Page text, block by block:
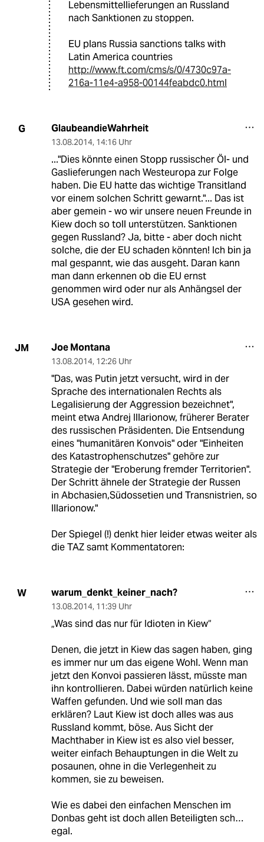
Lebensmittellieferungen an Russland
nach Sanktionen zu stoppen.
EU plans Russia sanctions talks with
Latin America countries
http://www.ft.com/cms/s/0/4730c97a-
216a-11e4-a958-00144feabdc0.html
G GlaubeandieWahrheit
13.08.2014, 14:16 Uhr
..."Dies könnte einen Stopp russischer Öl- und
Gaslieferungen nach Westeuropa zur Folge
haben. Die EU hatte das wichtige Transitland
vor einem solchen Schritt gewarnt."... Das ist
aber gemein - wo wir unsere neuen Freunde in
Kiew doch so toll unterstützen. Sanktionen
gegen Russland? Ja, bitte - aber doch nicht
solche, die der EU schaden könnten! Ich bin ja
mal gespannt, wie das ausgeht. Daran kann
man dann erkennen ob die EU ernst
genommen wird oder nur als Anhängsel der
USA gesehen wird.
JM Joe Montana
13.08.2014, 12:26 Uhr
"Das, was Putin jetzt versucht, wird in der
Sprache des internationalen Rechts als
Legalisierung der Aggression bezeichnet",
meint etwa Andrej Illarionow, früherer Berater
des russischen Präsidenten. Die Entsendung
eines "humanitären Konvois" oder "Einheiten
des Katastrophenschutzes" gehöre zur
Strategie der "Eroberung fremder Territorien".
Der Schritt ähnele der Strategie der Russen
in Abchasien,Südossetien und Transnistrien, so
Illarionow."
Der Spiegel (!) denkt hier leider etwas weiter als
die TAZ samt Kommentatoren:
W warum_denkt_keiner_nach?
13.08.2014, 11:39 Uhr
„Was sind das nur für Idioten in Kiew“
Denen, die jetzt in Kiew das sagen haben, ging
es immer nur um das eigene Wohl. Wenn man
jetzt den Konvoi passieren lässt, müsste man
ihn kontrollieren. Dabei würden natürlich keine
Waffen gefunden. Und wie soll man das
erklären? Laut Kiew ist doch alles was aus
Russland kommt, böse. Aus Sicht der
Machthaber in Kiew ist es also viel besser,
weiter einfach Behauptungen in die Welt zu
posaunen, ohne in die Verlegenheit zu
kommen, sie zu beweisen.
Wie es dabei den einfachen Menschen im
Donbas geht ist doch allen Beteiligten sch…
egal.